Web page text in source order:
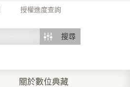
授權進度查詢
搜尋
關於數位典藏